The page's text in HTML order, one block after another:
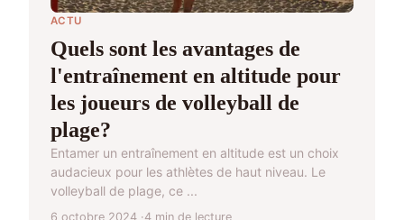
ACTU
Quels sont les avantages de
l'entraînement en altitude pour
les joueurs de volleyball de
plage?
Entamer un entraînement en altitude est un choix
audacieux pour les athlètes de haut niveau. Le
volleyball de plage, ce ...
6 octobre 2024 4 min de lecture